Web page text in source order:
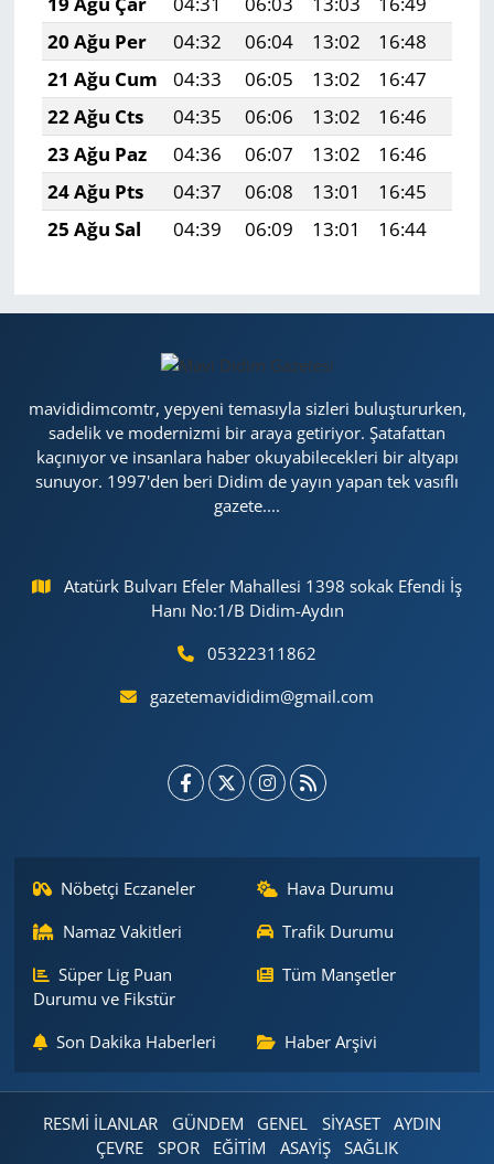
20 Ağu Per
04:32 06:04 13:02 16:48
21 Ağu Cum
04:33 06:05 13:02 16:47
22 Ağu Cts
04:35 06:06 13:02 16:46
23 Ağu Paz
04:36 06:07 13:02 16:46
24 Ağu Pts
04:37 06:08 13:01 16:45
25 Ağu Sal
04:39 06:09 13:01 16:44
mavididimcomtr, yepyeni temasıyla sizleri buluştururken,
sadelik ve modernizmi bir araya getiriyor. Şatafattan
kaçınıyor ve insanlara haber okuyabilecekleri bir altyapı
sunuyor. 1997'den beri Didim de yayın yapan tek vasıflı
gazete....
Atatürk Bulvarı Efeler Mahallesi 1398 sokak Efendi İş
Hanı No:1/B Didim-Aydın
05322311862
gazetemavididim@gmail.com
Nöbetçi Eczaneler
Hava Durumu
Namaz Vakitleri
Trafik Durumu
Süper Lig Puan
Durumu ve Fikstür
Tüm Manşetler
Son Dakika Haberleri Haber Arşivi
RESMİ İLANLAR GÜNDEM GENEL SİYASET
AYDIN
ÇEVRE
SPOR EĞİTİM ASAYİŞ SAĞLIK